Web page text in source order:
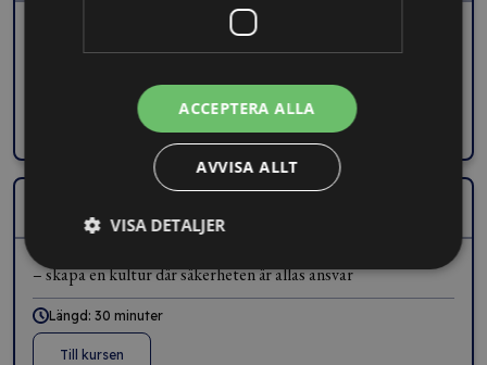
– skapa en kultur där säkerheten är allas ansvar
Längd: 30 minuter
Till kursen
ACCEPTERA ALLA
AVVISA ALLT
VISA DETALJER